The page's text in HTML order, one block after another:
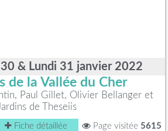
30 & Lundi 31 janvier 2022
de la Vallée du Cher
Paul Gillet, Olivier Bellanger et
de Theseiis
Fiche détaillée Page visitée 5615